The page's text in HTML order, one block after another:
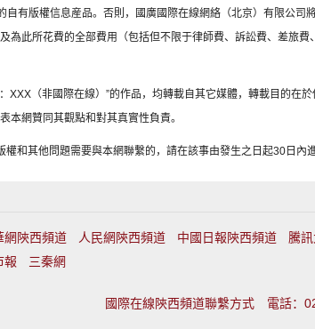
自有版權信息産品。否則，國廣國際在線網絡（北京）有限公司
為此所花費的全部費用（包括但不限于律師費、訴訟費、差旅費
XXX（非國際在線）”的作品，均轉載自其它媒體，轉載目的在
本網贊同其觀點和對其真實性負責。
權和其他問題需要與本網聯繫的，請在該事由發生之日起30日內進
網陝西頻道 人民網陝西頻道 中國日報陝西頻道 騰
報 三秦網
國際在線陝西頻道聯繫方式 電話：